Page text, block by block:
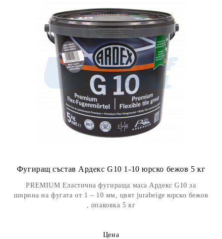
Фугиращ състав Ардекс G10 1-10 юрско бежов 5 кг
PREMIUM Еластична фугираща маса Ардекс G10 за
ширина на фугата от 1 – 10 мм, цвят jurabeige юрско бежов
, опаковка 5 кг
Цена